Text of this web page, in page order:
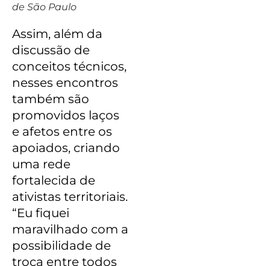
de São Paulo
Assim, além da
discussão de
conceitos técnicos,
nesses encontros
também são
promovidos laços
e afetos entre os
apoiados, criando
uma rede
fortalecida de
ativistas territoriais.
“Eu fiquei
maravilhado com a
possibilidade de
troca entre todos